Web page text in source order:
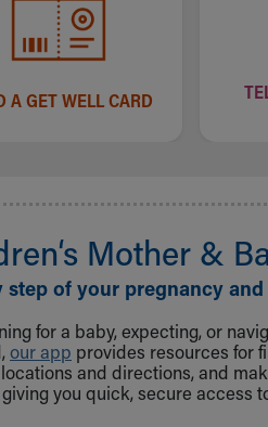
A GET WELL CARD
Mother &
of your pregnancy
for a baby, expecting, or
our app provides resources for
and directions, and
you quick, secure access